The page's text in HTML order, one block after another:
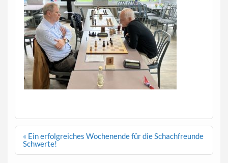
Beitragsnavigation
« Ein erfolgreiches Wochenende für die Schachfreunde
Schwerte!